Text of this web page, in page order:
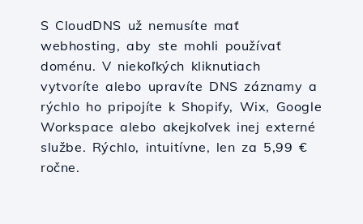
S CloudDNS už nemusíte mať
webhosting, aby ste mohli používať
doménu. V niekoľkých kliknutiach
vytvoríte alebo upravíte DNS záznamy a
rýchlo ho pripojíte k Shopify, Wix, Google
Workspace alebo akejkoľvek inej externé
službe. Rýchlo, intuitívne, len za 5,99 €
ročne.